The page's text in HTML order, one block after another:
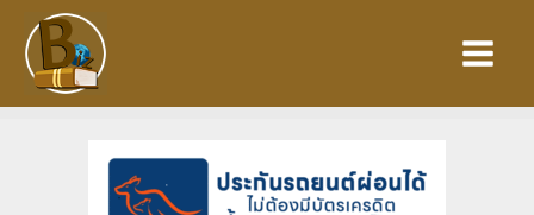
content